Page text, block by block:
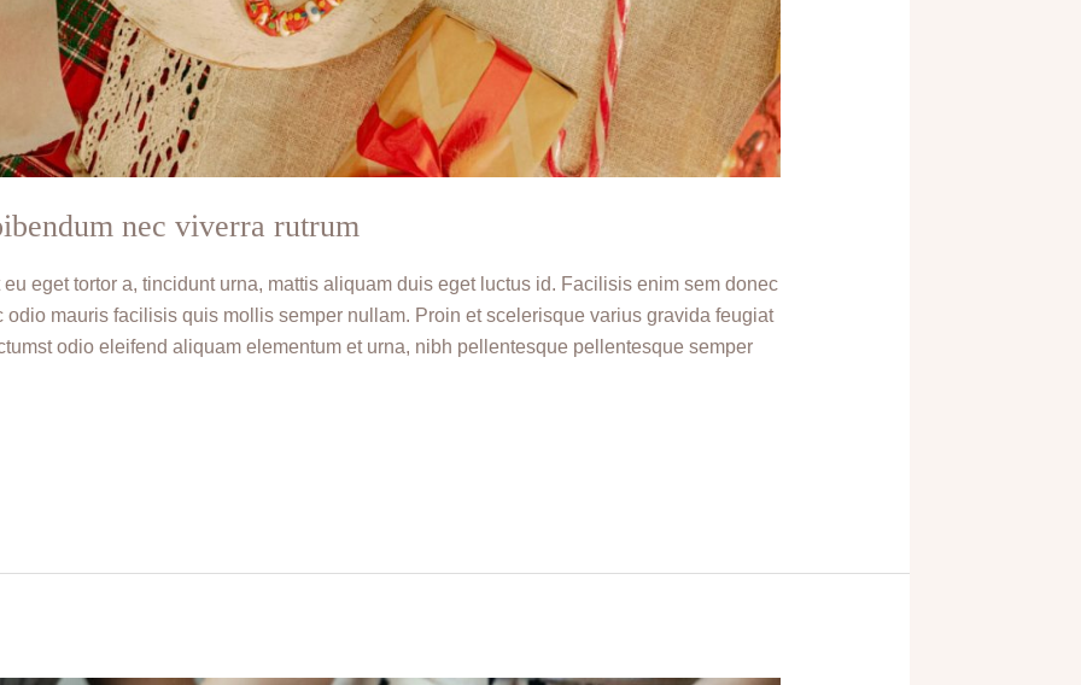
nec viverra rutrum
eu eget tortor a, tincidunt urna, mattis aliquam duis eget luctus id. Facilisis enim sem donec
odio mauris facilisis quis mollis semper nullam. Proin et scelerisque varius gravida feugiat
odio eleifend aliquam elementum et urna, nibh pellentesque pellentesque semper